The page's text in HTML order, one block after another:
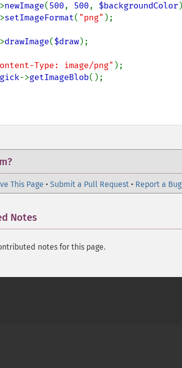
newImage(500, 500, $backgroundColor
setImageFormat( "png" );
drawImage($draw);
Type: image/png" );
->getImageBlob();
This Page • Submit a Pull Request • Report a Bug
Notes
notes for this page.